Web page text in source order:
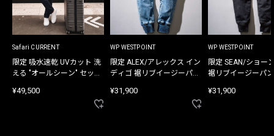
Safari CURRENT
限定 吸水速乾 UVカット 洗
える "オールシーン" セット
¥49,500
WP WESTPOINT
限定 ALEX/アレックス イン
ディゴ 裾リブイージーパン
¥31,900
WP WESTPOINT
限定 SEAN/ショー
裾リブイージーパ
¥31,900